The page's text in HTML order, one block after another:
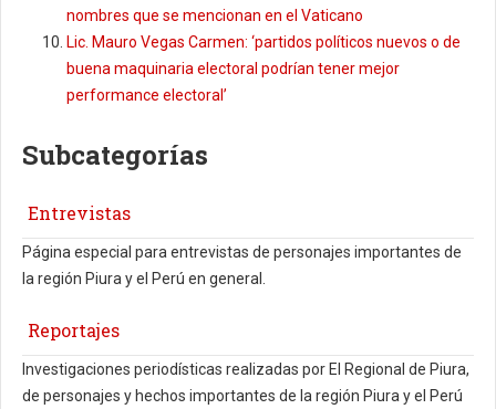
nombres que se mencionan en el Vaticano
Lic. Mauro Vegas Carmen: ‘partidos políticos nuevos o de
buena maquinaria electoral podrían tener mejor
performance electoral’
Subcategorías
Entrevistas
Página especial para entrevistas de personajes importantes de
la región Piura y el Perú en general.
Reportajes
Investigaciones periodísticas realizadas por El Regional de Piura,
de personajes y hechos importantes de la región Piura y el Perú